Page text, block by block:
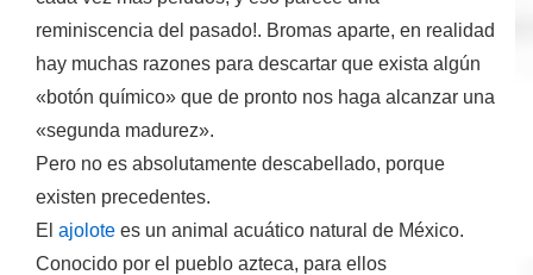
reminiscencia del pasado!. Bromas aparte, en realidad
hay muchas razones para descartar que exista algún
«botón químico» que de pronto nos haga alcanzar una
«segunda madurez».
Pero no es absolutamente descabellado, porque
existen precedentes.
El ajolote es un animal acuático natural de México.
Conocido por el pueblo azteca, para ellos